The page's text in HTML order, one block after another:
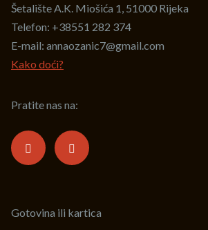
Šetalište A.K. Miošića 1, 51000 Rijeka
Telefon: +38551 282 374
E-mail: annaozanic7@gmail.com
Kako doći?
Pratite nas na:
Gotovina ili kartica